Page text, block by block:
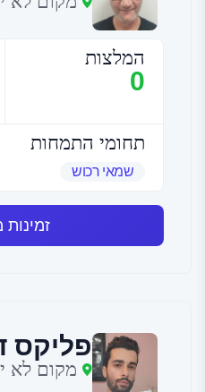
המלצות
0
תחומי התמחות
שמאי רכוש
זמינות
פליקס
מקום לא